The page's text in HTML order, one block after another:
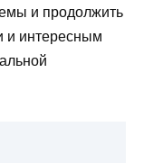
и продолжить
и интересным